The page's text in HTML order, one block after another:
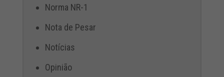
Norma NR-1
Nota de Pesar
Notícias
Opinião